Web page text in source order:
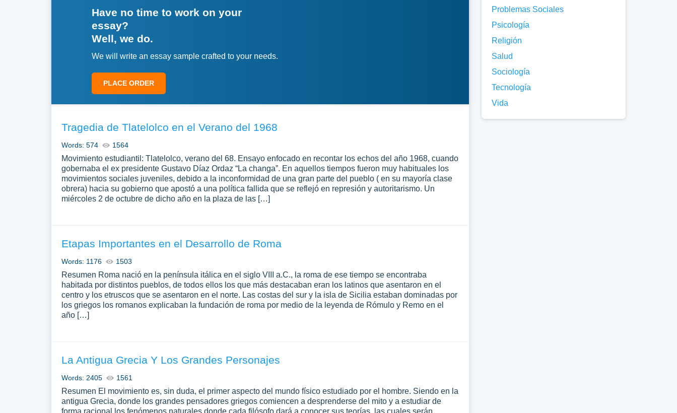
Have no time to work on your
essay?
Well, we do.
We will write an essay sample crafted to your needs.
PLACE ORDER
Tragedia de Tlatelolco en el Verano del 1968
Words: 574 1564
Movimiento estudiantil: Tlatelolco, verano del 68. Ensayo enfocado en recontar los echos del año 1968, cuando
gobernaba el ex presidente Gustavo Díaz Ordaz “La changa”. En aquellos tiempos fueron muy habituales los
movimientos sociales juveniles, debido a la inconformidad de una gran parte del pueblo ( en su mayoría clase
obrera) hacia su gobierno que apostó a una política fallida que se reflejó en represión y autoritarismo. Un
miércoles 2 de octubre de dicho año en la plaza de las […]
Etapas Importantes en el Desarrollo de Roma
Words: 1176 1503
Resumen Roma nació en la península itálica en el siglo VIII a.C., la roma de ese tiempo se encontraba
habitada por distintos pueblos, de todos ellos los que más destacaban eran los latinos que asentaron en el
centro y los etruscos que se asentaron en el norte. Las costas del sur y la isla de Sicilia estaban dominadas por
los griegos los romanos explicaban la fundación de roma por medio de la leyenda de Rómulo y Remo en el
año […]
La Antigua Grecia Y Los Grandes Personajes
Words: 2405 1561
Resumen El movimiento es, sin duda, el primer aspecto del mundo físico estudiado por el hombre. Siendo en la
antigua Grecia, donde los grandes pensadores griegos comiencen a desprenderse del mito y a estudiar de
forma racional los fenómenos naturales donde cada filósofo dará a conocer sus teorías, las cuales serán
Problemas Sociales
Psicología
Religión
Salud
Sociología
Tecnología
Vida